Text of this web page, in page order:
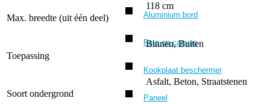
Aluminium bord
Foto op canvas
Kookplaat beschermer
Paneel
Max. breedte (uit één deel)
118 cm
Toepassing
Binnen, Buiten
Soort ondergrond
Asfalt, Beton, Straatstenen